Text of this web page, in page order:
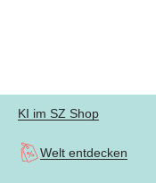
KI im SZ Shop
Welt entdecken